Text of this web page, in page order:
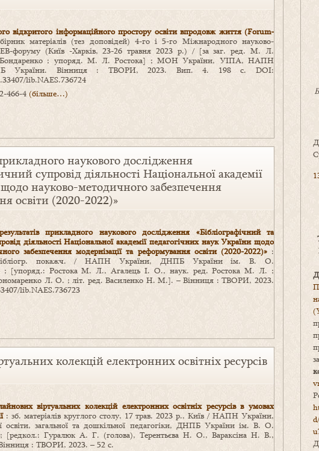
відкритого інформаційного простору освіти впродовж життя (Forum-
матеріалів (тез доповідей) 4-го і 5-го Міжнародного науково-
форуму (Київ -Харків, 23-26 травня 2023 р.) / [за заг. ред. М. Л.
; упоряд. М. Л. Ростока] ; МОН України, УІПА, НАПН
України. Вінниця : ТВОРИ, 2023. Вип. 4. 198 с. DOI:
lib.NAES.736724
466-4 (більше…)
наукового дослідження
супровід діяльності Національної академії
науково-методичного забезпечення
освіти (2020-2022)»
прикладного наукового дослідження «Бібліографічний та
діяльності Національної академії педагогічних наук України щодо
забезпечення модернізації та реформування освіти (2020-2022)»:
покажч. / НАПН України, ДНПБ України ім. В. О.
; [упоряд.: Ростока М. Л., Агалець І. О., наук. ред. Ростока М. Л. ;
Л. О. ; літ. ред. Василенко Н. М.]. – Вінниця : ТВОРИ, 2023.
lib.NAES.736723
колекцій електронних освітніх ресурсів
віртуальних колекцій електронних освітніх ресурсів в умовах
: зб. матеріалів круглого столу, 17 трав. 2023 р., Київ / НАПН України,
освіти, загальної та дошкільної педагогіки, ДНПБ України ім. В. О.
[редкол.: Гуралюк А. Г. (голова), Терентьєва Н. О., Вараксіна Н. В.,
: ТВОРИ, 2023. – 52 с.